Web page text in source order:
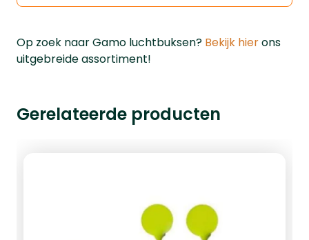
Op zoek naar Gamo luchtbuksen? Bekijk hierons
uitgebreide assortiment!
Gerelateerde producten